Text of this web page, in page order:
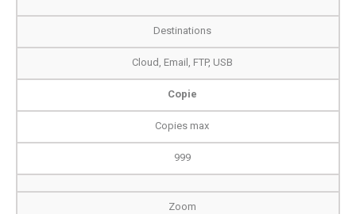
Destinations
Cloud, Email, FTP, USB
Copie
Copies max
999
Zoom